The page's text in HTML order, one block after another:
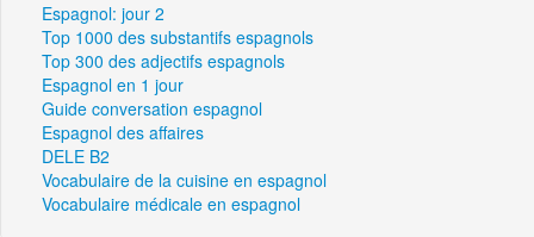
Espagnol: jour 2
Top 1000 des substantifs espagnols
Top 300 des adjectifs espagnols
Espagnol en 1 jour
Guide conversation espagnol
Espagnol des affaires
DELE B2
Vocabulaire de la cuisine en espagnol
Vocabulaire médicale en espagnol